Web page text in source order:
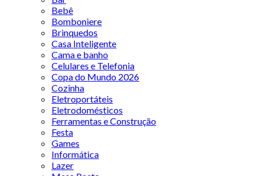
Bebê
Bomboniere
Brinquedos
Casa Inteligente
Cama e banho
Celulares e Telefonia
Copa do Mundo 2026
Cozinha
Eletroportáteis
Eletrodomésticos
Ferramentas e Construção
Festa
Games
Informática
Lazer